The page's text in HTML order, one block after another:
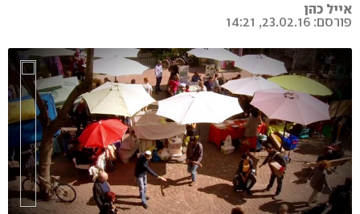
אייל כהן
פורסם: 23.02.16, 14:21